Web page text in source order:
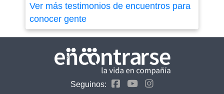
Ver más testimonios de encuentros para
conocer gente
Seguinos: